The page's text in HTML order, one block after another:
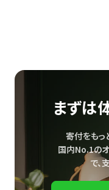
まずは
寄付をもっ
国内No.1の
で、